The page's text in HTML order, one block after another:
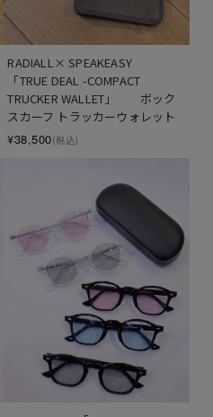
RADIALL× SPEAKEASY
「TRUE DEAL -COMPACT
TRUCKER WALLET」　　ボック
スカーフ トラッカーウォレット
¥38,500(税込)